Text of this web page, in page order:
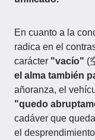
En cuanto a la
radica en el
carácter "vacío" (
el alma también
añoranza, el
"quedo
cadáver que
el